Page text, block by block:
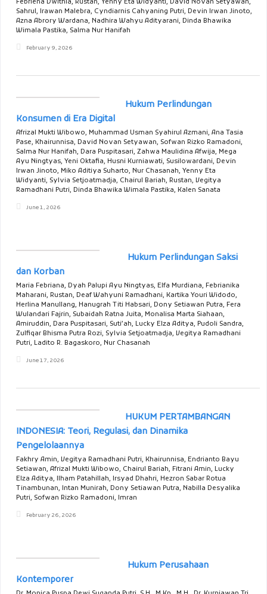
Febriena Dwithia, Rustan, Yenny Eta Widyanti, David Novan Setyawan,
Sahrul, Irawan Malebra, Cyndiarnis Cahyaning Putri, Devin Irwan Jinoto,
Azna Abrory Wardana, Nadhira Wahyu Adityarani, Dinda Bhawika
Wimala Pastika, Salma Nur Hanifah
February 9, 2026
Hukum Perlindungan
Konsumen di Era Digital
Afrizal Mukti Wibowo, Muhammad Usman Syahirul Azmani, Ana Tasia
Pase, Khairunnisa, David Novan Setyawan, Sofwan Rizko Ramadoni,
Salma Nur Hanifah, Dara Puspitasari, Zahwa Maulidina Afwija, Mega
Ayu Ningtyas, Yeni Oktafia, Husni Kurniawati, Susilowardani, Devin
Irwan Jinoto, Miko Aditiya Suharto, Nur Chasanah, Yenny Eta
Widyanti, Sylvia Setjoatmadja, Chairul Bariah, Rustan, Vegitya
Ramadhani Putri, Dinda Bhawika Wimala Pastika, Kalen Sanata
June 1, 2026
Hukum Perlindungan Saksi
dan Korban
Maria Febriana, Dyah Palupi Ayu Ningtyas, Elfa Murdiana, Febrianika
Maharani, Rustan, Deaf Wahyuni Ramadhani, Kartika Youri Widodo,
Herlina Manullang, Hanugrah Titi Habsari, Dony Setiawan Putra, Fera
Wulandari Fajrin, Subaidah Ratna Juita, Monalisa Marta Siahaan,
Amiruddin, Dara Puspitasari, Suti’ah, Lucky Elza Aditya, Pudoli Sandra,
Zulfiqar Bhisma Putra Rozi, Sylvia Setjoatmadja, Vegitya Ramadhani
Putri, Ladito R. Bagaskoro, Nur Chasanah
June 17, 2026
HUKUM PERTAMBANGAN
INDONESIA: Teori, Regulasi, dan Dinamika
Pengelolaannya
Fakhry Amin, Vegitya Ramadhani Putri, Khairunnisa, Endrianto Bayu
Setiawan, Afrizal Mukti Wibowo, Chairul Bariah, Fitrani Amin, Lucky
Elza Aditya, Ilham Patahillah, Irsyad Dhahri, Hezron Sabar Rotua
Tinambunan, Intan Munirah, Dony Setiawan Putra, Nabilla Desyalika
Putri, Sofwan Rizko Ramadoni, Imran
February 26, 2026
Hukum Perusahaan
Kontemporer